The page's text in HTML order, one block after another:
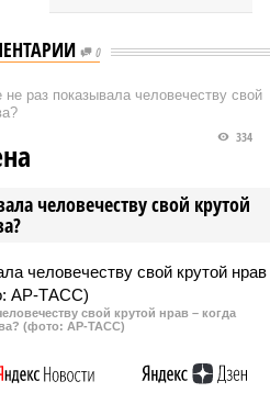
0
раз показывала человечеству свой
человечеству свой крутой
334
свой крутой нрав – когда
(фото: АР-ТАСС)